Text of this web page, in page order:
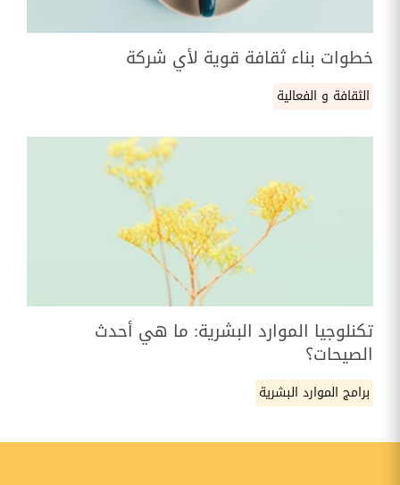
خطوات بناء ثقافة قوية لأي شركة
الثقافة و الفعالية
تكنلوجيا الموارد البشرية: ما هي أحدث
الصيحات؟
برامج الموارد البشرية